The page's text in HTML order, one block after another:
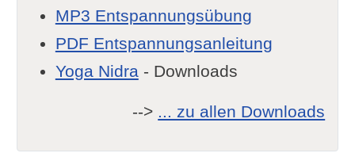
MP3 Entspannungsübung
PDF Entspannungsanleitung
Yoga Nidra- Downloads
--> ... zu allen Downloads